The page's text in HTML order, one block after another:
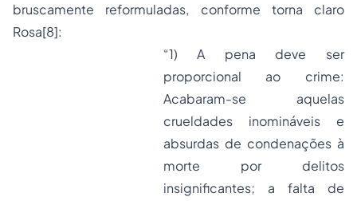
bruscamente reformuladas, conforme torna claro
Rosa[8]:
“1) A pena deve ser
proporcional ao crime:
Acabaram-se aquelas
crueldades inomináveis e
absurdas de condenações à
morte por delitos
insignificantes; a falta de